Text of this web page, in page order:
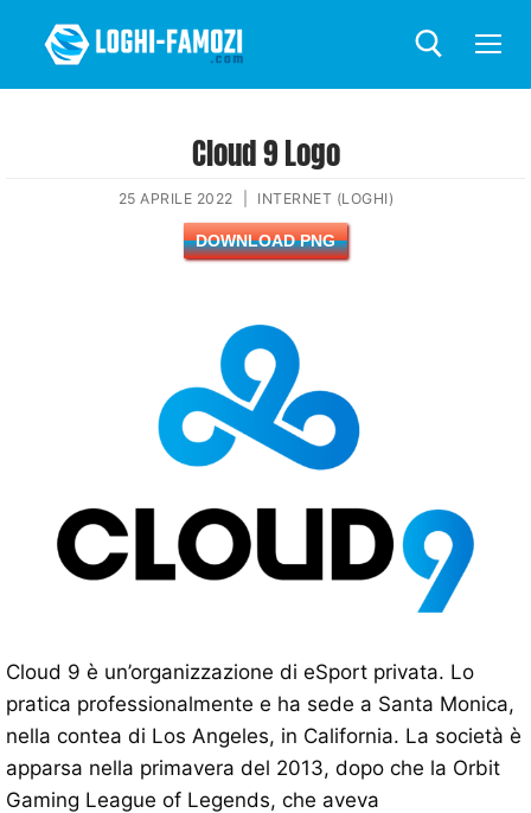
Cloud 9 Logo
25 APRILE 2022 INTERNET (LOGHI)
DOWNLOAD PNG
Cloud 9 è un’organizzazione di eSport privata. Lo
pratica professionalmente e ha sede a Santa Monica,
nella contea di Los Angeles, in California. La società è
apparsa nella primavera del 2013, dopo che la Orbit
Gaming League of Legends, che aveva